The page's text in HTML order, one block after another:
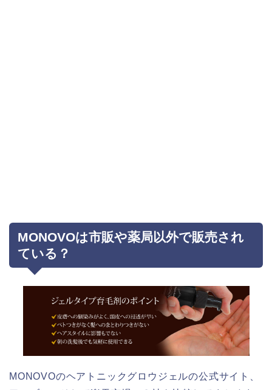
MONOVOは市販や薬局以外で販売され
ている？
MONOVOのヘアトニックグロウジェルの公式サイト、